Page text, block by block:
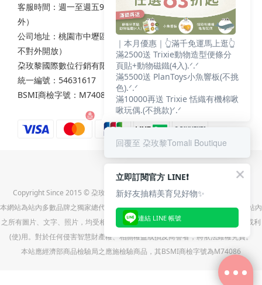
客服時間：週一至週五9:00-12:00 / 13:00-17:00（國定假日除
外）
公司地址：桃園市中壢區西園路111之2號7樓（非實體店面，
不對外開放）
朶玫黎國際數位行銷有限公司
統一編號：54631617
BSMI商檢字號：M74086
Copyright Since 2015 © 朶玫黎國際數位行銷有限公司(統一編號:54631617)
本網站為站內多數品牌之獨家總代理-朶玫黎國際數位行銷有限公司之直營官網，站內
之所有圖片、文字、照片，均受相關法令保障，未經同意，不得任意重製、轉載或利
(使)用。對於任何侵害智慧財產權、相關權益或損及商譽者，將依法維權究責。
本站應經濟部商品檢驗局之應施檢驗商品，其BSMI商檢字號為M74086
｜本月優惠｜👆滿千免運馬上逛👆
滿2500送 Trixie動物造型便條分
頁貼+動物磁鐵(4入).ᐟ.ᐟ
滿5500送 PlanToys小魚響板(不挑
色).ᐟ.ᐟ
滿10000再送 Trixie 恬織有機棉啾
啾玩偶.(不挑款)ᐟ.ᐟ
回覆至 朶玫黎Tomali Boutique
立即訂閱官方 LINE❗
新好友抽精美育兒好物✨
連結 LINE 帳號